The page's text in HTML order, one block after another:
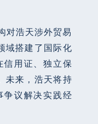
对浩天涉外贸易
域搭建了国际化
信用证、独立保
未来，浩天将持
争议解决实践经